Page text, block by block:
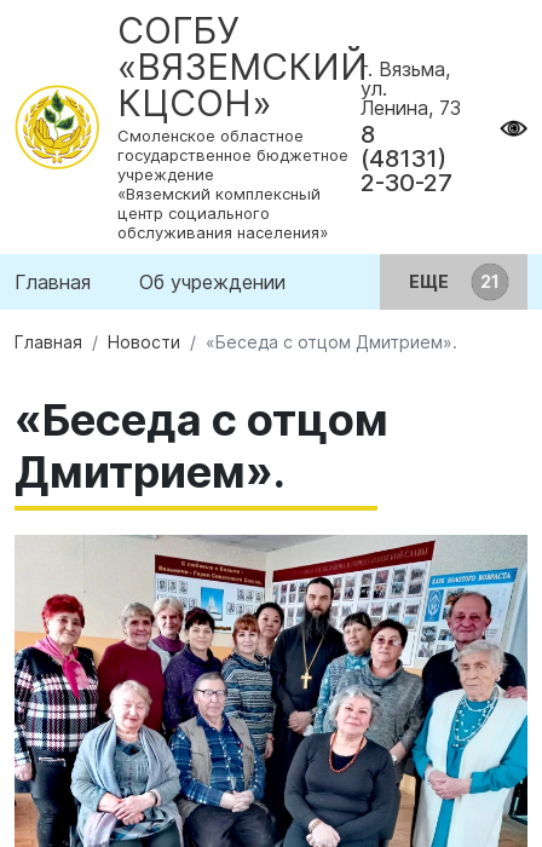
СОГБУ
«ВЯЗЕМСКИЙ
КЦСОН»
Смоленское областное
государственное бюджетное
учреждение
«Вяземский комплексный
центр социального
обслуживания населения»
г. Вязьма,
ул.
Ленина, 73
8
(48131)
2-30-27
Главная Об учреждении ЕЩЕ
Главная Новости «Беседа с отцом Дмитрием».
«Беседа с отцом
Дмитрием».